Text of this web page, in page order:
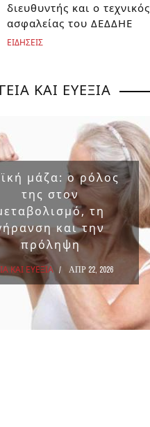
διευθυντής και ο τεχνικός
ασφαλείας του ΔΕΔΔΗΕ
ΕΙΔΗΣΕΙΣ
ΚΑΙ ΕΥΕΞΙΑ
μάζα: ο ρόλος
της στον
τη
και την
πρόληψη
ΚΑΙ ΕΥΕΞΙΑ ΑΠΡ 22, 2026